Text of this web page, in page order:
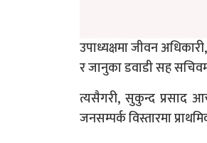
उपाध्यक्षमा जीवन
र जानुका डवाडी सह
त्यसैगरी, सुकुन्द प्रसाद
जनसम्पर्क विस्तारमा